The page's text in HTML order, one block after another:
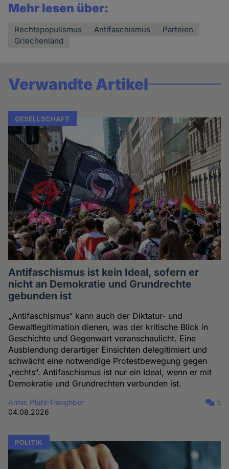
Mehr lesen über:
Rechtspopulismus Antifaschismus
Parteien
Griechenland
Verwandte Artikel
GESELLSCHAFT
Antifaschismus ist kein Ideal, sofern er
nicht an Demokratie und Grundrechte
gebunden ist
„Antifaschismus“ kann auch der Diktatur- und
Gewaltlegitimation dienen, was der kritische Blick in
Geschichte und Gegenwart veranschaulicht. Eine
Ausblendung derartiger Einsichten delegitimiert und
schwächt eine notwendige Protestbewegung gegen
„rechts“. Antifaschismus ist nur ein Ideal, wenn er mit
Demokratie und Grundrechten verbunden ist.
Armin Pfahl-Traughber
04.08.2026
5
POLITIK